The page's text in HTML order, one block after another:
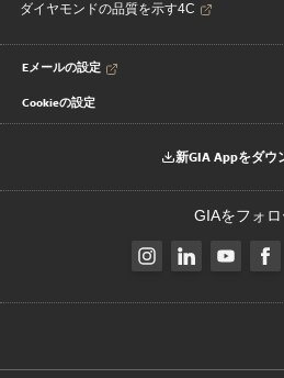
ダイヤモンドの品質を示す4C
Eメールの設定
Cookieの設定
新GIA Appをダウ
GIAをフォロ